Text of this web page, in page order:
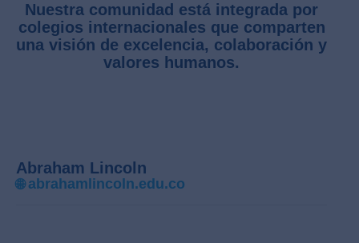
Nuestra comunidad está integrada por
colegios internacionales que comparten
una visión de excelencia, colaboración y
valores humanos.
Abraham Lincoln
🌐abrahamlincoln.edu.co